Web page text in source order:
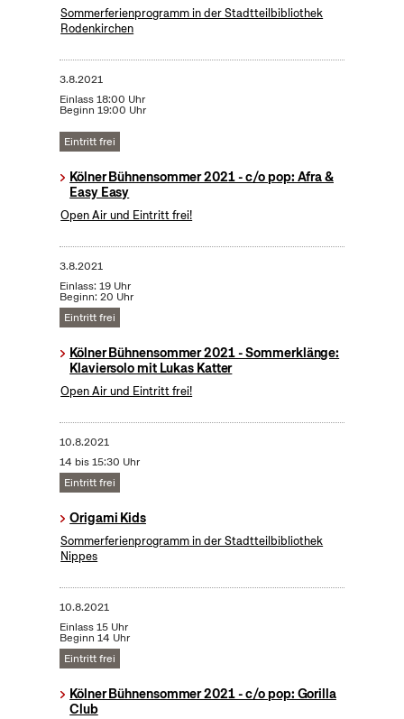
Sommerferienprogramm in der Stadtteilbibliothek
Rodenkirchen
3.8.2021
Einlass 18:00 Uhr
Beginn 19:00 Uhr
Eintritt frei
Kölner Bühnensommer 2021 - c/o pop: Afra &
Easy Easy
Open Air und Eintritt frei!
3.8.2021
Einlass: 19 Uhr
Beginn: 20 Uhr
Eintritt frei
Kölner Bühnensommer 2021 - Sommerklänge:
Klaviersolo mit Lukas Katter
Open Air und Eintritt frei!
10.8.2021
14 bis 15:30 Uhr
Eintritt frei
Origami Kids
Sommerferienprogramm in der Stadtteilbibliothek
Nippes
10.8.2021
Einlass 15 Uhr
Beginn 14 Uhr
Eintritt frei
Kölner Bühnensommer 2021 - c/o pop: Gorilla
Club